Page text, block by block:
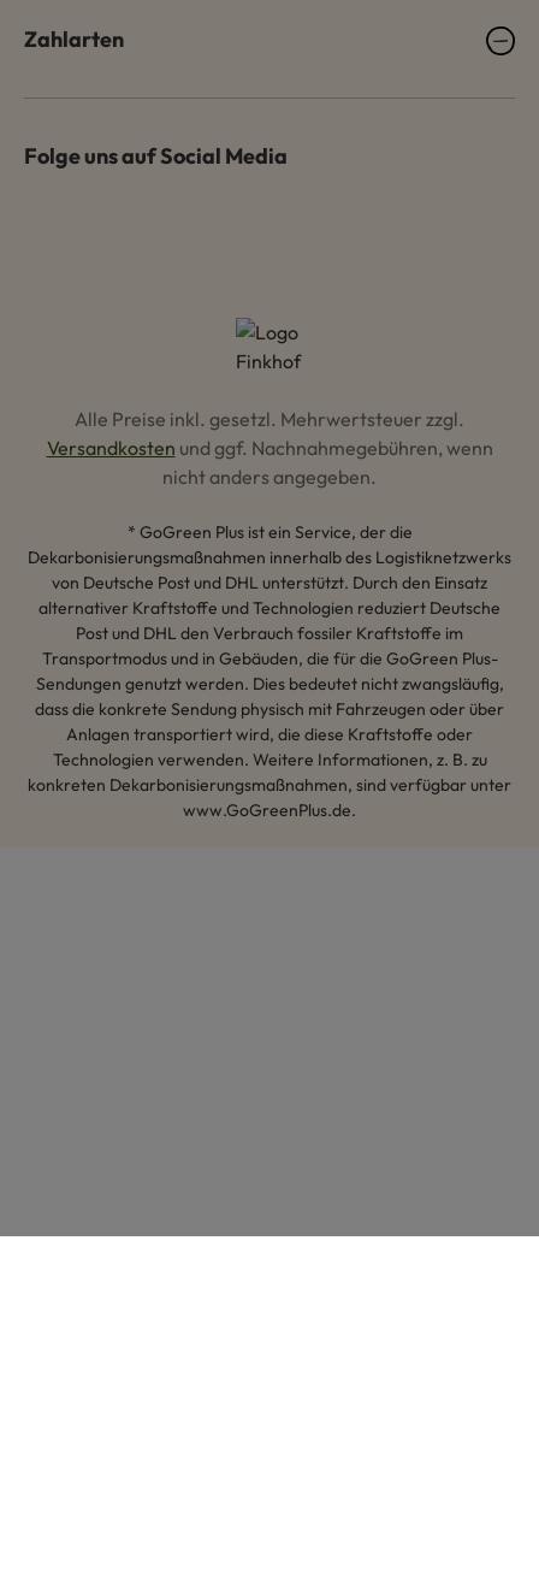
Zahlarten
Folge uns auf Social Media
Alle Preise inkl. gesetzl. Mehrwertsteuer zzgl.
Versandkosten und ggf. Nachnahmegebühren, wenn
nicht anders angegeben.
* GoGreen Plus ist ein Service, der die
Dekarbonisierungsmaßnahmen innerhalb des Logistiknetzwerks
von Deutsche Post und DHL unterstützt. Durch den Einsatz
alternativer Kraftstoffe und Technologien reduziert Deutsche
Post und DHL den Verbrauch fossiler Kraftstoffe im
Transportmodus und in Gebäuden, die für die GoGreen Plus-
Sendungen genutzt werden. Dies bedeutet nicht zwangsläufig,
dass die konkrete Sendung physisch mit Fahrzeugen oder über
Anlagen transportiert wird, die diese Kraftstoffe oder
Technologien verwenden. Weitere Informationen, z. B. zu
konkreten Dekarbonisierungsmaßnahmen, sind verfügbar unter
www.GoGreenPlus.de.